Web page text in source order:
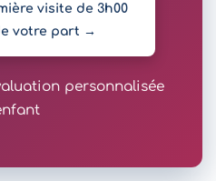
visite de 3h00
votre part →
personnalisée